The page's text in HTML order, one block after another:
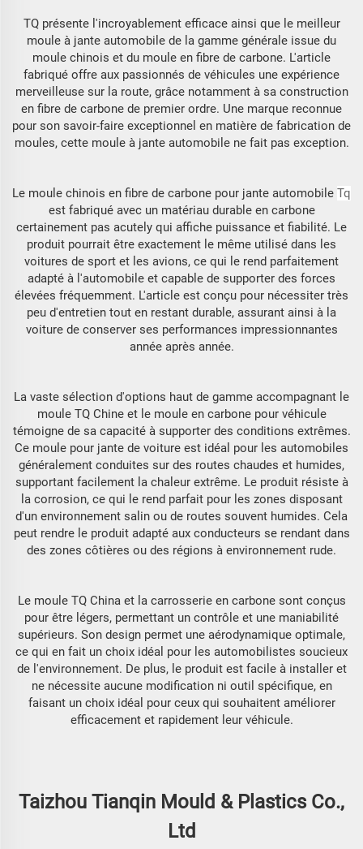
TQ présente l'incroyablement efficace ainsi que le meilleur
moule à jante automobile de la gamme générale issue du
moule chinois et du moule en fibre de carbone. L'article
fabriqué offre aux passionnés de véhicules une expérience
merveilleuse sur la route, grâce notamment à sa construction
en fibre de carbone de premier ordre. Une marque reconnue
pour son savoir-faire exceptionnel en matière de fabrication de
moules, cette moule à jante automobile ne fait pas exception.
Le moule chinois en fibre de carbone pour jante automobile Tq
est fabriqué avec un matériau durable en carbone
certainement pas acutely qui affiche puissance et fiabilité. Le
produit pourrait être exactement le même utilisé dans les
voitures de sport et les avions, ce qui le rend parfaitement
adapté à l'automobile et capable de supporter des forces
élevées fréquemment. L'article est conçu pour nécessiter très
peu d'entretien tout en restant durable, assurant ainsi à la
voiture de conserver ses performances impressionnantes
année après année.
La vaste sélection d'options haut de gamme accompagnant le
moule TQ Chine et le moule en carbone pour véhicule
témoigne de sa capacité à supporter des conditions extrêmes.
Ce moule pour jante de voiture est idéal pour les automobiles
généralement conduites sur des routes chaudes et humides,
supportant facilement la chaleur extrême. Le produit résiste à
la corrosion, ce qui le rend parfait pour les zones disposant
d'un environnement salin ou de routes souvent humides. Cela
peut rendre le produit adapté aux conducteurs se rendant dans
des zones côtières ou des régions à environnement rude.
Le moule TQ China et la carrosserie en carbone sont conçus
pour être légers, permettant un contrôle et une maniabilité
supérieurs. Son design permet une aérodynamique optimale,
ce qui en fait un choix idéal pour les automobilistes soucieux
de l'environnement. De plus, le produit est facile à installer et
ne nécessite aucune modification ni outil spécifique, en
faisant un choix idéal pour ceux qui souhaitent améliorer
efficacement et rapidement leur véhicule.
Taizhou Tianqin Mould & Plastics Co.,
Ltd